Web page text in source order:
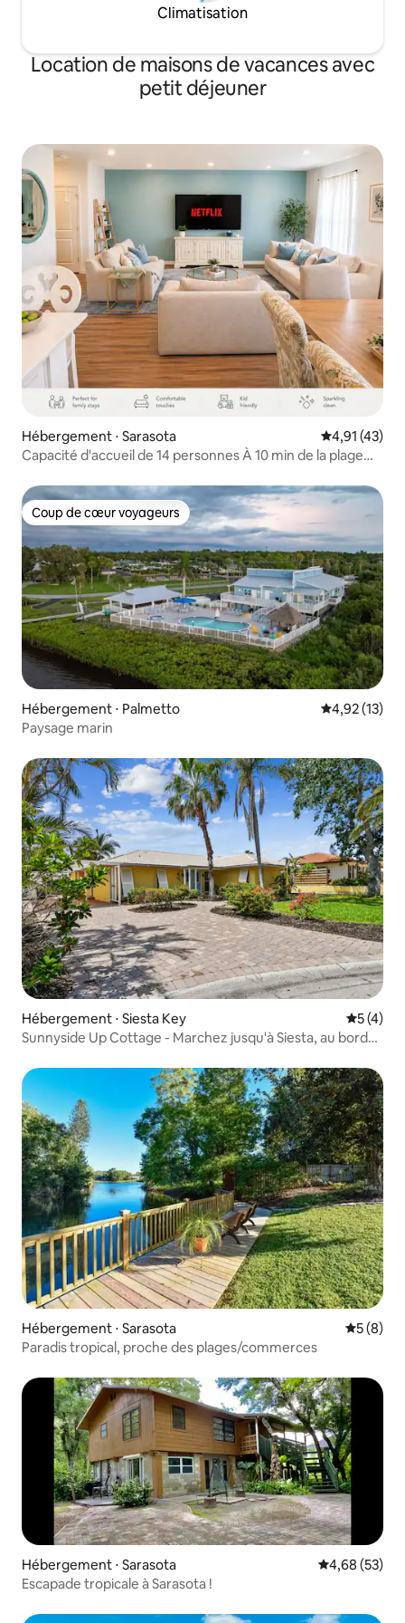
Climatisation
Location de maisons de vacances avec
petit déjeuner
Hébergement ⋅ Sarasota Évaluation
4,91 (43)
Capacité d'accueil de 14 personnes À 10 min de la plage
Coup de cœur voyageurs
Coup de cœur voyageurs
Hébergement ⋅ Palmetto Évaluation
4,92 (13)
Paysage marin
Hébergement ⋅ Siesta Key
5 (4)
Sunnyside Up Cottage - Marchez jusqu'à Siesta, au bord
Hébergement ⋅ Sarasota
5 (8)
Paradis tropical, proche des plages/commerces
Hébergement ⋅ Sarasota Évaluation
4,68 (53)
Escapade tropicale à Sarasota !